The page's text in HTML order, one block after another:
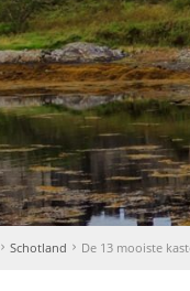
Schotland De 13 mooiste